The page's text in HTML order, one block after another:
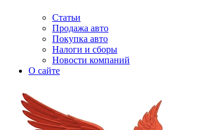
Статьи
Продажа авто
Покупка авто
Налоги и сборы
Новости компаний
О сайте